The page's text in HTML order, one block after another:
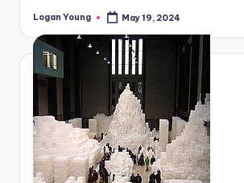
Posted
Logan Young May 19, 2024